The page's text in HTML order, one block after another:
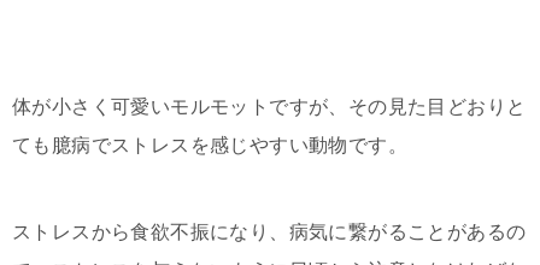
体が小さく可愛いモルモットですが、その見た目どおりと
ても臆病でストレスを感じやすい動物です。
ストレスから食欲不振になり、病気に繋がることがあるの